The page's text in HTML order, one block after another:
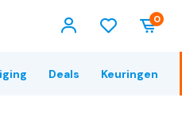
0
Deals Keuringen